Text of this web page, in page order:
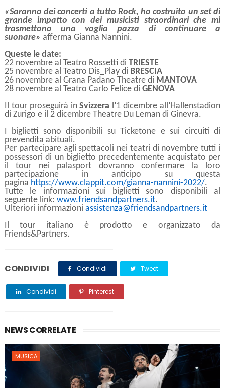
«Saranno dei concerti a tutto Rock, ho costruito un set di
grande impatto con dei musicisti straordinari che mi
trasmettono una voglia pazza di continuare a
suonare» afferma Gianna Nannini.
Queste le date:
22 novembre al Teatro Rossetti di TRIESTE
25 novembre al Teatro Dis_Play di BRESCIA
26 novembre al Grana Padano Theatre di MANTOVA
28 novembre al Teatro Carlo Felice di GENOVA
Il tour proseguirà inSvizzera l’1 dicembre all’Hallenstadion
di Zurigo e il 2 dicembre Theatre Du Leman di Ginevra.
I biglietti sono disponibili su Ticketone e sui circuiti di
prevendita abituali.
Per partecipare agli spettacoli nei teatri di novembre tutti i
possessori di un biglietto precedentemente acquistato per
il tour nei palasport dovranno confermare la loro
partecipazione in anticipo su questa
pagina https://www.clappit.com/gianna-nannini-2022/.
Tutte le informazioni sui biglietti sono disponibili al
seguente link: www.friendsandpartners.it.
Ulteriori informazioni assistenza@friendsandpartners.it
Il tour italiano è prodotto e organizzato da
Friends&Partners.
CONDIVIDI Condividi Tweet
Condividi Pinterest
NEWS CORRELATE
MUSICA